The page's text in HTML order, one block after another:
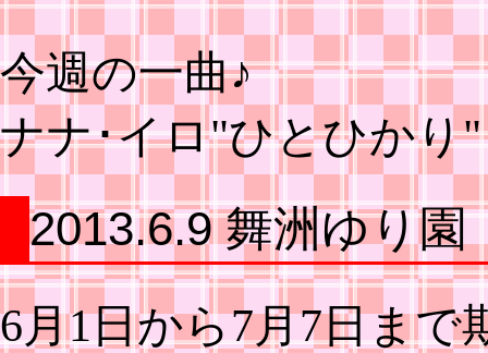
今週の一曲♪
ナナ･イロ"ひとひかり"
2013.6.9 舞洲ゆり園
6月1日から7月7日ま